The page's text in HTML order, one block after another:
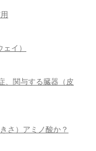
イ）
、関与する臓器（皮
さ）アミノ酸か？